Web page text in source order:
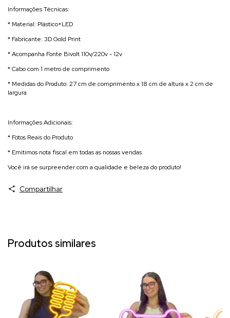
Informações Técnicas:
* Material: Plástico+LED
* Fabricante: 3D Gold Print
* Acompanha Fonte Bivolt 110v/220v - 12v
* Cabo com 1 metro de comprimento
* Medidas do Produto: 27 cm de comprimento x 18 cm de altura x 2 cm de
largura
Informações Adicionais:
* Fotos Reais do Produto
* Emitimos nota fiscal em todas as nossas vendas
Você irá se surpreender com a qualidade e beleza do produto!
Compartilhar
Produtos similares